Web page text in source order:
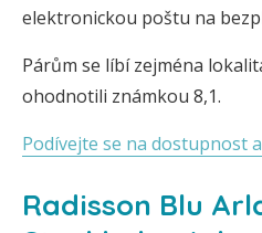
elektronickou poštu na
Párům se líbí zejména
ohodnotili známkou 8,1.
Podívejte se na dostupnost
Radisson Blu